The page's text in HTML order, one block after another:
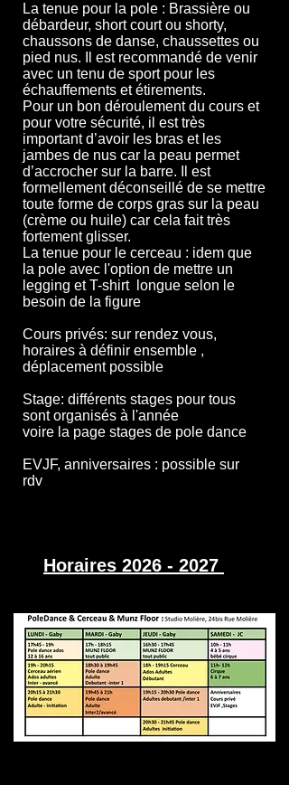
La tenue pour la pole : Brassière ou
débardeur, short court ou shorty,
chaussons de danse, chaussettes ou
pied nus. Il est recommandé de venir
avec un tenu de sport pour les
échauffements et étirements.
Pour un bon déroulement du cours et
pour votre sécurité, il est très
important d’avoir les bras et les
jambes de nus car la peau permet
d’accrocher sur la barre. Il est
formellement déconseillé de se mettre
toute forme de corps gras sur la peau
(crème ou huile) car cela fait très
fortement glisser.
La tenue pour le cerceau : idem que
la pole avec l'option de mettre un
legging et T-shirt longue selon le
besoin de la figure
Cours privés: sur rendez vous,
horaires à définir ensemble ,
déplacement possible
Stage: différents stages pour tous
sont organisés à l'année
voire la page stages de pole dance
EVJF, anniversaires : possible sur
rdv
Horaires 2026 - 2027